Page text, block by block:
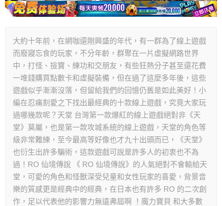
大約十年前，在網咖還剛興盛的年代，有一群為了線上遊戲
而廢寢忘食的玩家，不分年齡，群聚在一片虛擬網路世界
中，打怪、撿寶、練功和交朋友，有些狂熱分子甚至還花費
一堆錢購買點數卡和虛擬裝備，但在過了這麼多年後，這些
遊戲似乎漸漸沒落，但留給我們的回憶仍舊是如此美好！小
編在忍痛割愛之下找出最經典的十款線上遊戲，究竟大家玩
過哪幾款呢？天堂 台灣第一款爆紅的線上遊戲絕對非《天
堂》莫屬，也是第一款攻城系統的線上遊戲，天堂的角色等
級非常難練，至今最高等好像也才九十出頭而已，《天堂》
也衍生出許多騙術，這款遊戲可說是許多人的初衷也不為
過！RO 仙境傳說 《 RO 仙境傳說》的人氣絕對不會輸給天
堂，可愛的角色和怪獸深受兒童和女性玩家的喜愛，背景音
樂的質感更是經典中的經典，在日本也有許多 RO 的二次創
作，足以代表他的影響力無遠弗屆啊 ！魔力寶貝 和大多數